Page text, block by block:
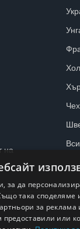
на
за да
така
за
или